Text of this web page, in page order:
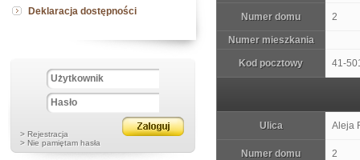
Numer domu 2
Numer mieszkania
Kod pocztowy 41-
Ulica Aleja
Numer domu 2
Deklaracja dostępności
> Rejestracja
> Nie pamiętam hasła